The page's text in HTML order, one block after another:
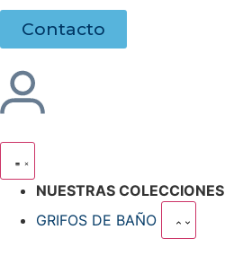
Contacto
NUESTRAS COLECCIONES
GRIFOS DE BAÑO